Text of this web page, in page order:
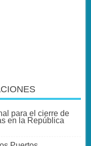
para el cierre de
en la República